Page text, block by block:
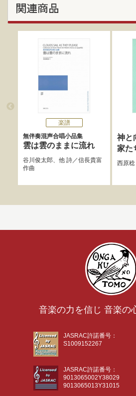
関連商品
楽譜
無伴奏混声合唱小品集
雲は雲のままに流れ
谷川俊太郎、他 詩／信長貴富
作曲
神と
家た
西原稔
音楽の力を信じ 音楽の
JASRAC許諾番号：
S1009152267
JASRAC許諾番号：
9013065002Y38029
9013065013Y31015